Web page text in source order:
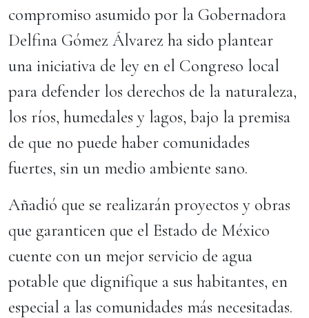
compromiso asumido por la Gobernadora
Delfina Gómez Álvarez ha sido plantear
una iniciativa de ley en el Congreso local
para defender los derechos de la naturaleza,
los ríos, humedales y lagos, bajo la premisa
de que no puede haber comunidades
fuertes, sin un medio ambiente sano.
Añadió que se realizarán proyectos y obras
que garanticen que el Estado de México
cuente con un mejor servicio de agua
potable que dignifique a sus habitantes, en
especial a las comunidades más necesitadas.